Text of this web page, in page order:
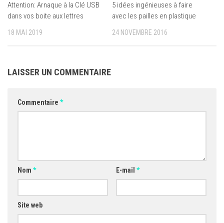
Attention: Arnaque à la Clé USB
dans vos boite aux lettres
18 MAI 2019
5 idées ingénieuses à faire
avec les pailles en plastique
24 NOVEMBRE 2016
LAISSER UN COMMENTAIRE
Commentaire *
Nom * E-mail *
Site web